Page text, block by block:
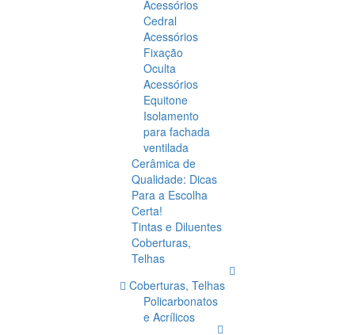
Acessórios
Cedral
Acessórios
Fixação
Oculta
Acessórios
Equitone
Isolamento
para fachada
ventilada
Cerâmica de
Qualidade: Dicas
Para a Escolha
Certa!
Tintas e Diluentes
Coberturas,
Telhas
Coberturas, Telhas
Policarbonatos
e Acrílicos